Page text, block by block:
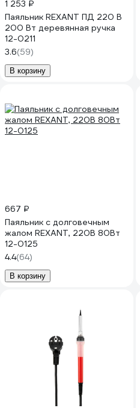
1 253 ₽
Паяльник REXANT ПД 220 В
200 Вт деревянная ручка
12-0211
3.6(59)
В корзину
667 ₽
Паяльник с долговечным
жалом REXANT, 220В 80Вт
12-0125
4.4(64)
В корзину